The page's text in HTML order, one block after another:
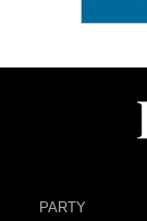
PARTY